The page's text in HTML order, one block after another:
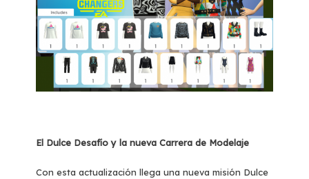
El Dulce Desafío y la nueva Carrera de Modelaje
Con esta actualización llega una nueva misión Dulce